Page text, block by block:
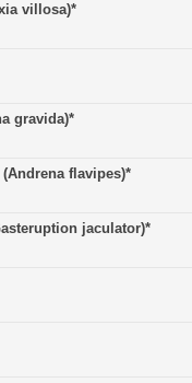
villosa)*
gravida)*
(Andrena flavipes)*
jaculator)*